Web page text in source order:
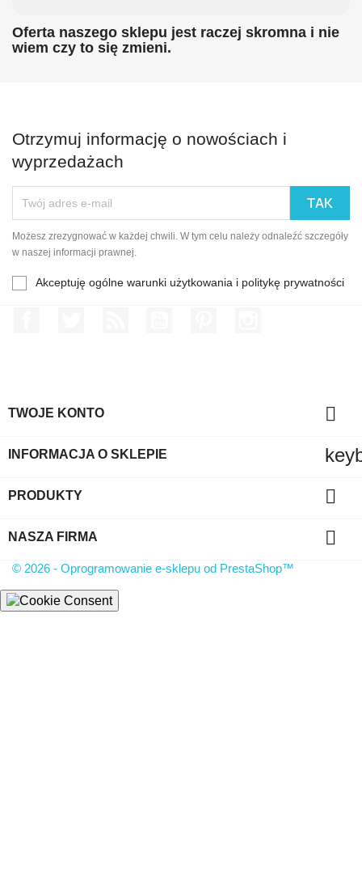
Oferta naszego sklepu jest raczej skromna i nie
wiem czy to się zmieni.
Otrzymuj informację o nowościach i
wyprzedażach
Możesz zrezygnować w każdej chwili. W tym celu należy odnaleźć szczegóły
w naszej informacji prawnej.
Akceptuję ogólne warunki użytkowania i politykę prywatności
TWOJE KONTO 
INFORMACJA O SKLEPIE
PRODUKTY 
NASZA FIRMA 
© 2026 - Oprogramowanie e-sklepu od PrestaShop™